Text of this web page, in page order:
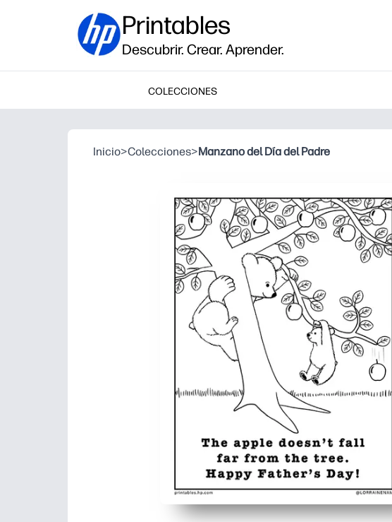
Printables
Descubrir. Crear. Aprender.
COLECCIONES
Inicio>Colecciones>Manzano del Día del Padre